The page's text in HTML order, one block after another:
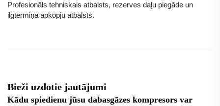
Profesionāls tehniskais atbalsts, rezerves daļu piegāde un
ilgtermiņa apkopju atbalsts.
Bieži uzdotie jautājumi
Kādu spiedienu jūsu dabasgāzes kompresors var